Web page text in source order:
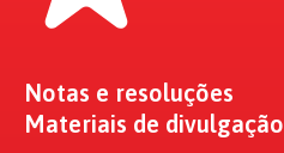
Notas e resoluções
Materiais de divulgação